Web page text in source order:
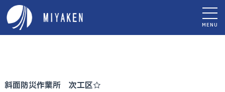
MENU
斜面防災作業所 次工区☆